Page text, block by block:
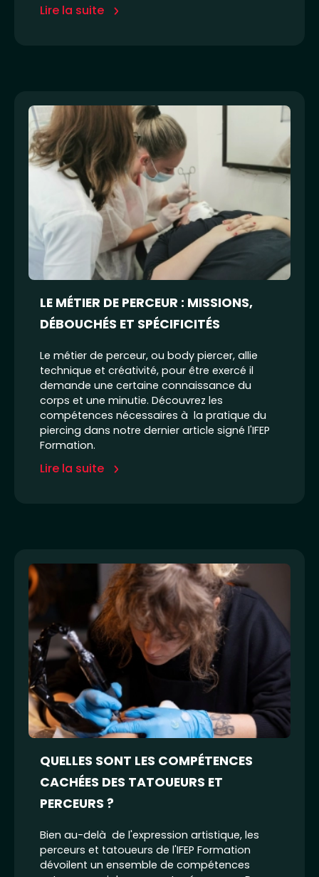
Lire la suite
LE MÉTIER DE PERCEUR : MISSIONS,
DÉBOUCHÉS ET SPÉCIFICITÉS
Le métier de perceur, ou body piercer, allie
technique et créativité, pour être exercé il
demande une certaine connaissance du
corps et une minutie. Découvrez les
compétences nécessaires à la pratique du
piercing dans notre dernier article signé l'IFEP
Formation.
Lire la suite
QUELLES SONT LES COMPÉTENCES
CACHÉES DES TATOUEURS ET
PERCEURS ?
Bien au-delà de l'expression artistique, les
perceurs et tatoueurs de l'IFEP Formation
dévoilent un ensemble de compétences